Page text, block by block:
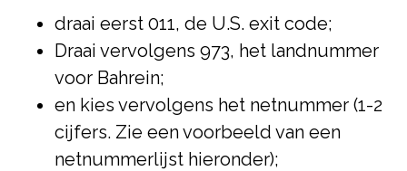
draai eerst 011, de U.S. exit code;
Draai vervolgens 973, het landnummer
voor Bahrein;
en kies vervolgens het netnummer (1-2
cijfers. Zie een voorbeeld van een
netnummerlijst hieronder);